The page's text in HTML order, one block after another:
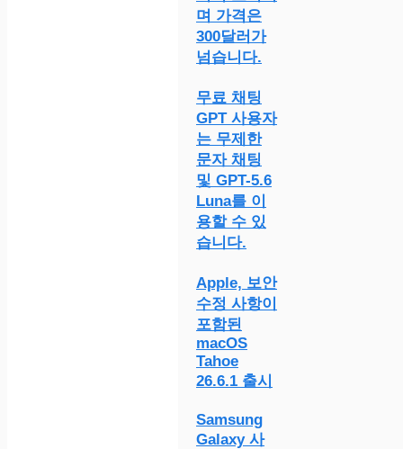
며 가격은
300달러가
넘습니다.
무료 채팅
GPT 사용자
는 무제한
문자 채팅
및 GPT-5.6
Luna를 이
용할 수 있
습니다.
Apple, 보안
수정 사항이
포함된
macOS
Tahoe
26.6.1 출시
Samsung
Galaxy 사